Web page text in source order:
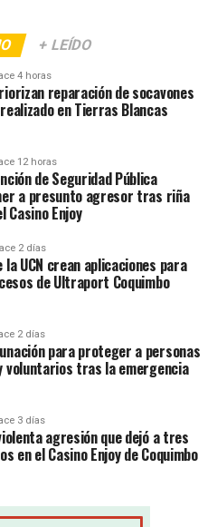
+ LEÍDO
4 horas
reparación de socavones
en Tierras Blancas
12 horas
de Seguridad Pública
a presunto agresor tras riña
Casino Enjoy
2 días
UCN crean aplicaciones para
de Ultraport Coquimbo
2 días
para proteger a personas
voluntarios tras la emergencia
3 días
agresión que dejó a tres
en el Casino Enjoy de Coquimbo